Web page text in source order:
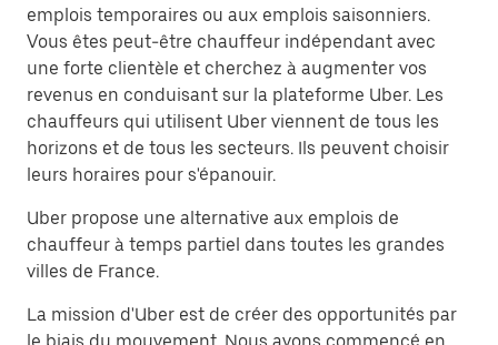
emplois temporaires ou aux emplois saisonniers.
Vous êtes peut-être chauffeur indépendant avec
une forte clientèle et cherchez à augmenter vos
revenus en conduisant sur la plateforme Uber. Les
chauffeurs qui utilisent Uber viennent de tous les
horizons et de tous les secteurs. Ils peuvent choisir
leurs horaires pour s'épanouir.
Uber propose une alternative aux emplois de
chauffeur à temps partiel dans toutes les grandes
villes de France.
La mission d'Uber est de créer des opportunités par